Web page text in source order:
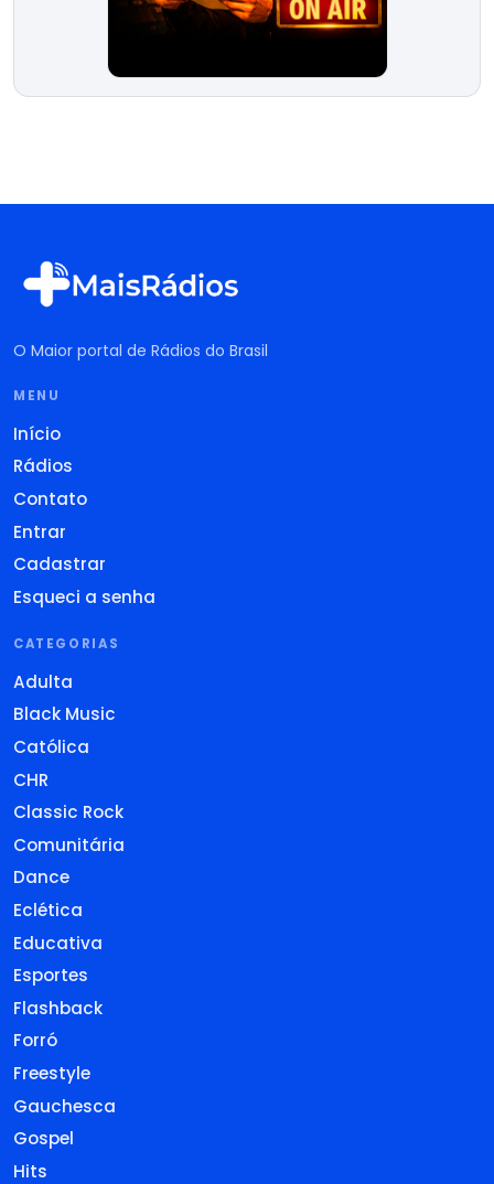
O Maior portal de Rádios do Brasil
MENU
Início
Rádios
Contato
Entrar
Cadastrar
Esqueci a senha
CATEGORIAS
Adulta
Black Music
Católica
CHR
Classic Rock
Comunitária
Dance
Eclética
Educativa
Esportes
Flashback
Forró
Freestyle
Gauchesca
Gospel
Hits